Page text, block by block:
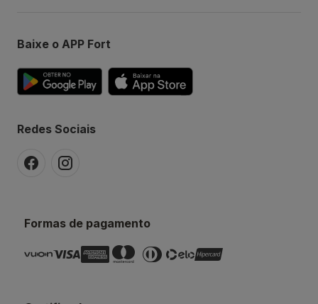
Baixe o APP Fort
Redes Sociais
Formas de pagamento